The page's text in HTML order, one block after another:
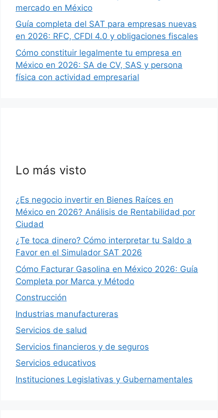
mercado en México
Guía completa del SAT para empresas nuevas
en 2026: RFC, CFDI 4.0 y obligaciones fiscales
Cómo constituir legalmente tu empresa en
México en 2026: SA de CV, SAS y persona
física con actividad empresarial
Lo más visto
¿Es negocio invertir en Bienes Raíces en
México en 2026? Análisis de Rentabilidad por
Ciudad
¿Te toca dinero? Cómo interpretar tu Saldo a
Favor en el Simulador SAT 2026
Cómo Facturar Gasolina en México 2026: Guía
Completa por Marca y Método
Construcción
Industrias manufactureras
Servicios de salud
Servicios financieros y de seguros
Servicios educativos
Instituciones Legislativas y Gubernamentales